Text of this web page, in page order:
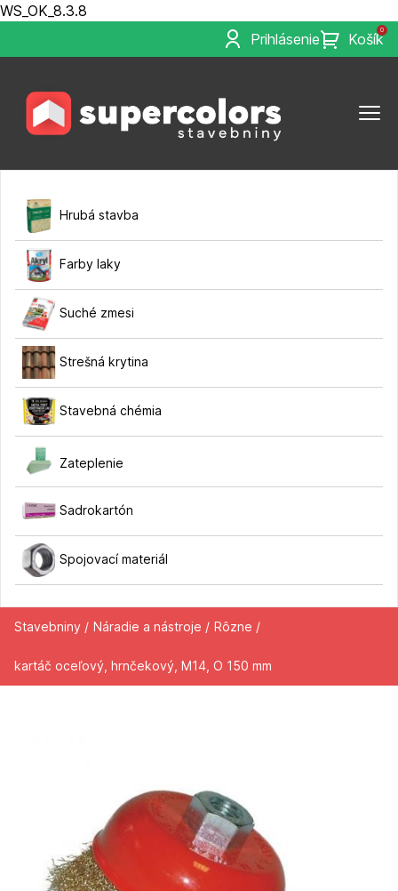
WS_OK_8.3.8
Prihlásenie
0
Košík
Hrubá stavba
Farby laky
Suché zmesi
Strešná krytina
Stavebná chémia
Zateplenie
Sadrokartón
Spojovací materiál
Stavebniny / Náradie a nástroje / Rôzne /
kartáč oceľový, hrnčekový, M14, O 150 mm